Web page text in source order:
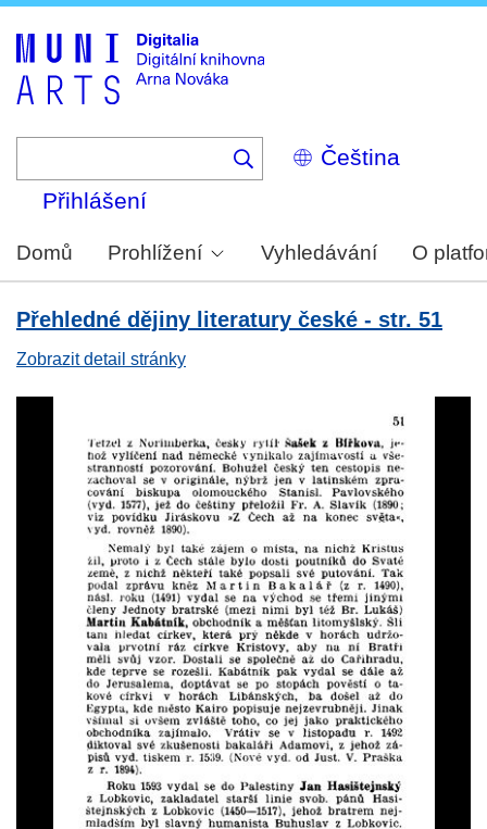
Select
your
Přihlášení
Domů Prohlížení Vyhledávání O
Přehledné dějiny literatury české - str. 51
Zobrazit detail stránky